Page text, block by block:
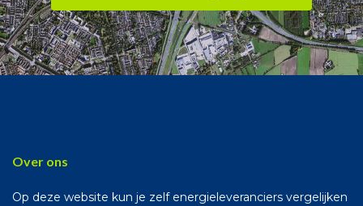
Over ons
Op deze website kun je zelf energieleveranciers vergelijken